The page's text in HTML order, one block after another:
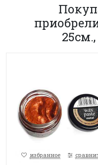
избранное